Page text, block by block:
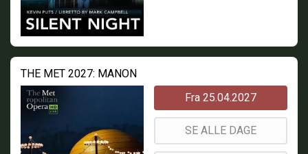
THE MET 2027: MANON
Fra 25.04.2027
SE ALLE DAGE